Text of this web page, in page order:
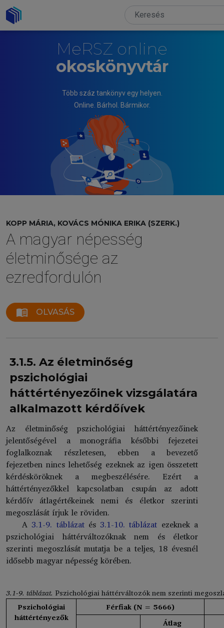
MeRSZ online
okoskönyvtár
Több száz tankönyv egy helyen.
Online. Bárhol. Bármikor.
KOPP MÁRIA, KOVÁCS MÓNIKA ERIKA (SZERK.)
A magyar népesség
életminősége az
ezredfordulón
menu_book OLVASÁS
3.1.5. Az életminőség
pszichológiai
háttértényezőinek vizsgálatára
alkalmazott kérdőívek
Az életminőség pszichológiai háttértényezőinek
jelentőségével a monográfia későbbi fejezetei
foglalkoznak részletesen, ebben a bevezető
fejezetben nincs lehetőség ezeknek az igen összetett
kérdésköröknek a megbeszélésére. Ezért a
háttértényezőkkel kapcsolatban csupán az adott
kérdőív átlagértékeinek nemi és életkor szerinti
megoszlását írjuk le röviden.
A3.1-9. táblázatés3.1-10. táblázat ezeknek a
pszichológiai háttérváltozóknak nem és életkor
szerinti megoszlását mutatja be a teljes, 18 évesnél
idősebb magyar népesség körében.
3.1-9. táblázat. Pszichológiai háttérváltozók nem szerinti
Pszichológiai
háttértényezők
Férfiak (N = 5666)
Átlag